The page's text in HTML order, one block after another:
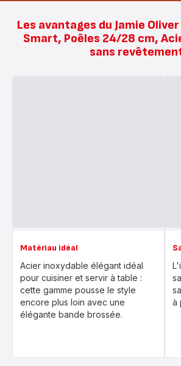
Les avantages du Jamie
Smart, Poêles 24/28 cm,
sans
Matériau idéal
Acier inoxydable élégant idéal
pour cuisiner et servir à table :
cette gamme pousse le style
encore plus loin avec une
élégante bande brossée.
à